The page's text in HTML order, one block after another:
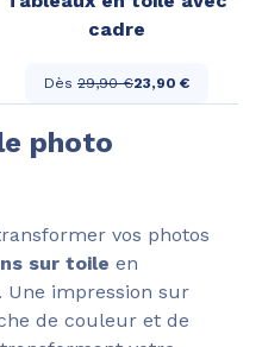
cadre
Dès 29,90 €23,90 €
photo
vos photos
sur toile en
impression sur
de couleur et de